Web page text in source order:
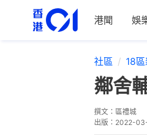
港聞 娛
社區 18
鄰舍
撰文： 區禮城
出版： 2022-